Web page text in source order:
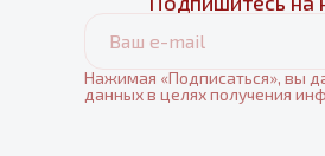
Нажимая «Подписаться», вы
данных в целях получения